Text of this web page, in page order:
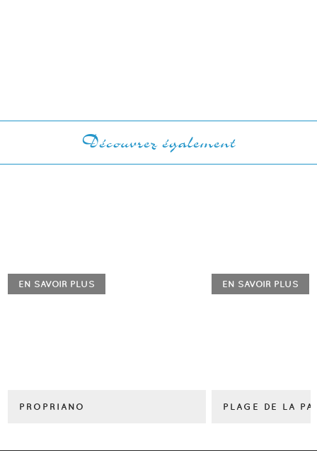
Découvrez également
EN SAVOIR PLUS
PROPRIANO
EN SAVOIR PLUS
PLAGE DE LA